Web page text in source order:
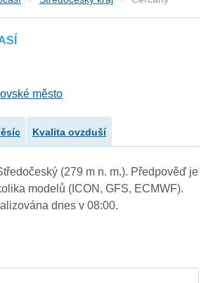
město
Kvalita ovzduší
(279 m n. m.). Předpověď je
modelů (ICON, GFS, ECMWF).
dnes v 08:00.